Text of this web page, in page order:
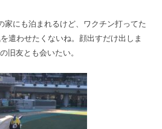
家にも泊まれるけど、ワクチン打ってた
遣わせたくないね。顔出すだけ出しま
旧友とも会いたい。